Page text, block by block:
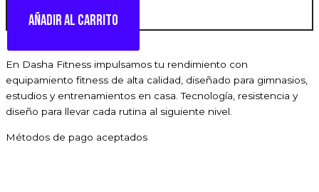
Añadir al carrito
En Dasha Fitness impulsamos tu rendimiento con
equipamiento fitness de alta calidad, diseñado para gimnasios,
estudios y entrenamientos en casa. Tecnología, resistencia y
diseño para llevar cada rutina al siguiente nivel.
Métodos de pago aceptados